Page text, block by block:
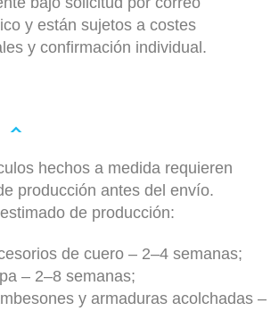
y están sujetos a costes
y confirmación individual.
hechos a medida requieren
producción antes del envío.
de producción:
de cuero – 2–4 semanas;
– 2–8 semanas;
y armaduras acolchadas –